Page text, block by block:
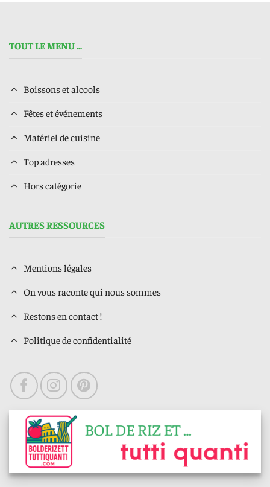
TOUT LE MENU ...
Boissons et alcools
Fêtes et événements
Matériel de cuisine
Top adresses
Hors catégorie
AUTRES RESSOURCES
Mentions légales
On vous raconte qui nous sommes
Restons en contact !
Politique de confidentialité